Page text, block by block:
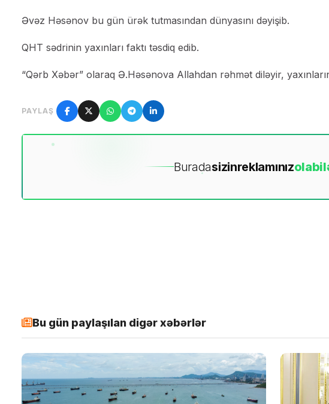
Əvəz Həsənov bu gün ürək tutmasından dünyasını dəyişib.
QHT sədrinin yaxınları faktı təsdiq edib.
“Qərb Xəbər” olaraq Ə.Həsənova Allahdan rəhmət diləyir,
PAYLAŞ
Buradasizinreklamınızola
Bu gün paylaşılan digər xəbərlər